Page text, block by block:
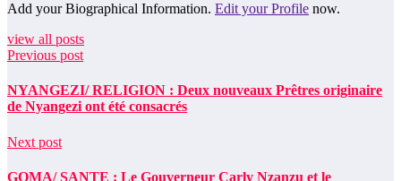
Add your Biographical Information. Edit your Profile now.
view all posts
Previous post
NYANGEZI/ RELIGION : Deux nouveaux Prêtres originaire
de Nyangezi ont été consacrés
Next post
GOMA/ SANTE : Le Gouverneur Carly Nzanzu et le